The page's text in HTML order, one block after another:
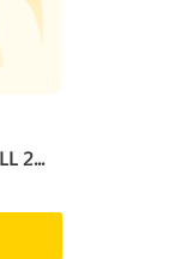
2...